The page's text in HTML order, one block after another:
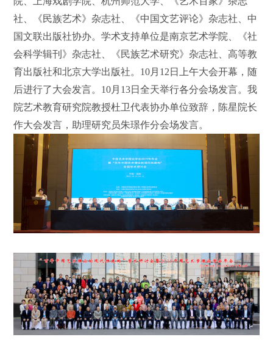
社、《民族艺术》杂志社、《中国文艺评论》杂志社、中
国文联出版社协办。学术支持单位是南京艺术学院、《社
会科学辑刊》杂志社、《民族艺术研究》杂志社、高等教
育出版社和北京大学出版社。 10月 12 日上午大会开幕，随
后进行了大会发言。 10月 13日全天举行各分会场发言。我
院艺术教育研究院教授杜卫代表协办单位致辞，陈星院长
作大会发言，助理研究员朱璟作分会场发言。